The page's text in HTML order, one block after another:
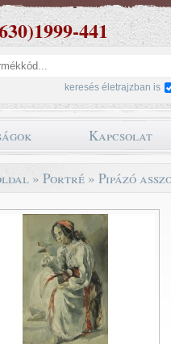
441
keresés életrajzban is
Kapcsolat
» Portré » Pipázó